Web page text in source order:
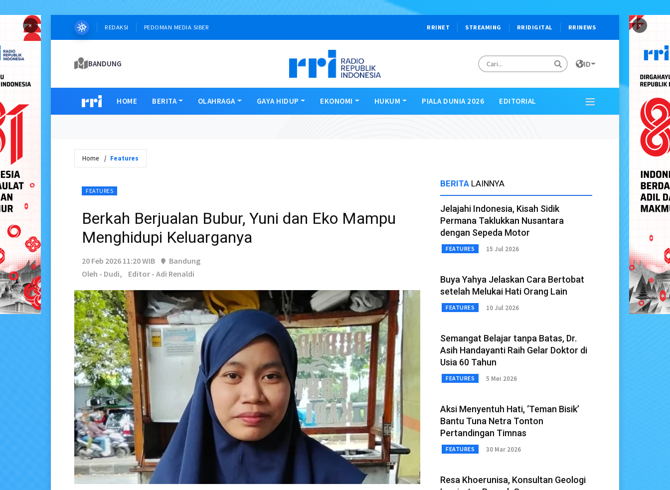
× ×
REDAKSI PEDOMAN MEDIA SIBER RRINET STREAMING RRIDIGITAL RRINEWS
BANDUNG ID
HOME BERITA OLAHRAGA GAYA HIDUP EKONOMI HUKUM PIALA DUNIA 2026 EDITORIAL
Home Features
FEATURES
Berkah Berjualan Bubur, Yuni dan Eko Mampu
Menghidupi Keluarganya
20 Feb 2026 11:20 WIB
Bandung
Oleh - Dudi,
Editor - Adi Renaldi
BERITA LAINNYA
Jelajahi Indonesia, Kisah Sidik
Permana Taklukkan Nusantara
dengan Sepeda Motor
FEATURES 15 Jul 2026
Buya Yahya Jelaskan Cara Bertobat
setelah Melukai Hati Orang Lain
FEATURES 10 Jul 2026
Semangat Belajar tanpa Batas, Dr.
Asih Handayanti Raih Gelar Doktor di
Usia 60 Tahun
FEATURES 5 Mei 2026
Aksi Menyentuh Hati, ‘Teman Bisik’
Bantu Tuna Netra Tonton
Pertandingan Timnas
FEATURES 30 Mar 2026
Resa Khoerunisa, Konsultan Geologi